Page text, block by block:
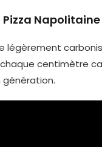
légèrement
centimètre